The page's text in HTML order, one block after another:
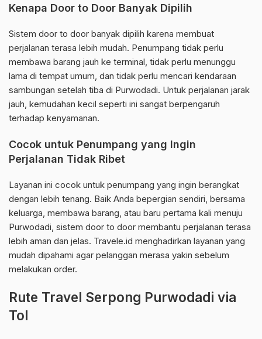
Kenapa Door to Door Banyak Dipilih
Sistem door to door banyak dipilih karena membuat
perjalanan terasa lebih mudah. Penumpang tidak perlu
membawa barang jauh ke terminal, tidak perlu menunggu
lama di tempat umum, dan tidak perlu mencari kendaraan
sambungan setelah tiba di Purwodadi. Untuk perjalanan jarak
jauh, kemudahan kecil seperti ini sangat berpengaruh
terhadap kenyamanan.
Cocok untuk Penumpang yang Ingin
Perjalanan Tidak Ribet
Layanan ini cocok untuk penumpang yang ingin berangkat
dengan lebih tenang. Baik Anda bepergian sendiri, bersama
keluarga, membawa barang, atau baru pertama kali menuju
Purwodadi, sistem door to door membantu perjalanan terasa
lebih aman dan jelas. Travele.id menghadirkan layanan yang
mudah dipahami agar pelanggan merasa yakin sebelum
melakukan order.
Rute Travel Serpong Purwodadi via
Tol